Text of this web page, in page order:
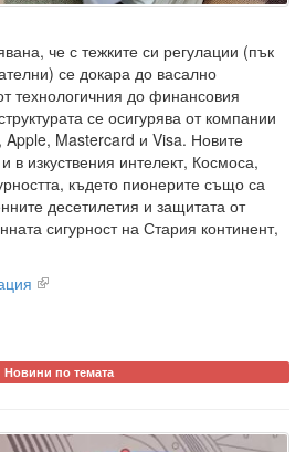
че с тежките си регулации (пък
се докара до васално
технологичния до финансовия
се осигурява от компании
Apple, Mastercard и Visa. Новите
в изкуствения интелект, Космоса,
където пионерите също са
десетилетия и защитата от
сигурност на Стария континент,
Новини по темата